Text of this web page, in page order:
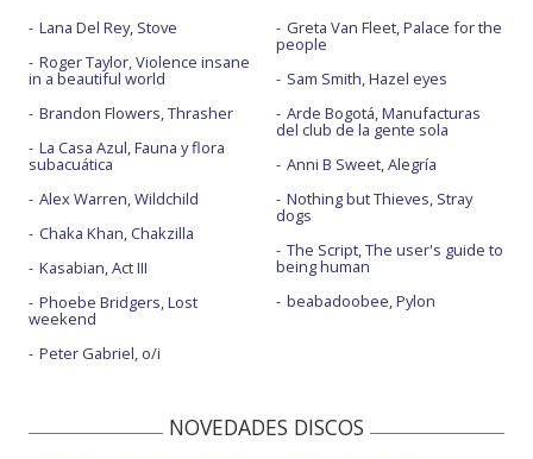
Lana Del Rey, Stove
Roger Taylor, Violence insane
in a beautiful world
Brandon Flowers, Thrasher
La Casa Azul, Fauna y flora
subacuática
Alex Warren, Wildchild
Chaka Khan, Chakzilla
Kasabian, Act III
Phoebe Bridgers, Lost
weekend
Peter Gabriel, o/i
Greta Van Fleet, Palace for the
people
Sam Smith, Hazel eyes
Arde Bogotá, Manufacturas
del club de la gente sola
Anni B Sweet, Alegría
Nothing but Thieves, Stray
dogs
The Script, The user's guide to
being human
beabadoobee, Pylon
NOVEDADES DISCOS